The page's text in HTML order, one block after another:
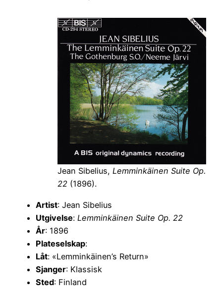
Jean Sibelius, Lemminkäinen Suite Op.
22 (1896).
Artist: Jean Sibelius
Utgivelse: Lemminkäinen Suite Op. 22
År: 1896
Plateselskap:
Låt: «Lemminkäinen’s Return»
Sjanger: Klassisk
Sted: Finland